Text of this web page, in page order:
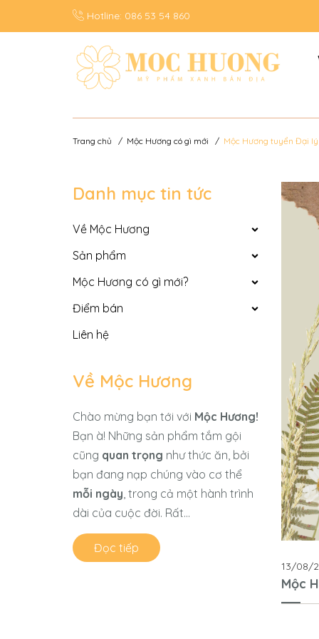
Hotline: 086 53 54 860
Trang chủ / Mộc Hương có gì mới / Mộc Hương tuyển Đại
13/08/
Mộc
Danh mục tin tức
Về Mộc Hương
Sản phẩm
Mộc Hương có gì mới?
Điểm bán
Liên hệ
Về Mộc Hương
Chào mừng bạn tới với Mộc Hương!
Bạn à! Những sản phẩm tắm gội
cũng quan trọng như thức ăn, bởi
bạn đang nạp chúng vào cơ thể
mỗi ngày, trong cả một hành trình
dài của cuộc đời. Rất...
Đọc tiếp